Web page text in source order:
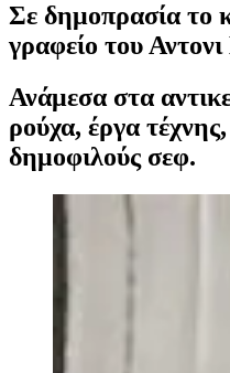
Σε δημοπρασία το
γραφείο του
Ανάμεσα στα
ρούχα, έργα
δημοφιλούς σεφ.